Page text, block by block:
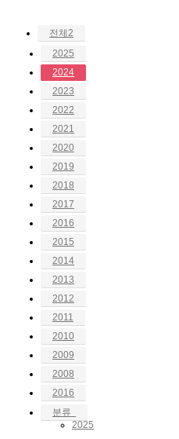
전체2
2025
2024
2023
2022
2021
2020
2019
2018
2017
2016
2015
2014
2013
2012
2011
2010
2009
2008
2016
분류
2025